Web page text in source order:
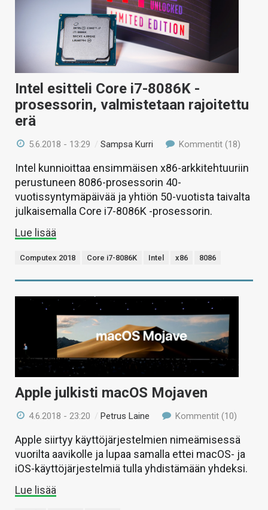
Intel esitteli Core i7-8086K -
prosessorin, valmistetaan rajoitettu
erä
5.6.2018 - 13:29 /Sampsa Kurri Kommentit (18)
Intel kunnioittaa ensimmäisen x86-arkkitehtuuriin
perustuneen 8086-prosessorin 40-
vuotissyntymäpäivää ja yhtiön 50-vuotista taivalta
julkaisemalla Core i7-8086K -prosessorin.
Lue lisää
Computex 2018 Core i7-8086K Intel x86 8086
Apple julkisti macOS Mojaven
4.6.2018 - 23:20 /Petrus Laine Kommentit (10)
Apple siirtyy käyttöjärjestelmien nimeämisessä
vuorilta aavikolle ja lupaa samalla ettei macOS- ja
iOS-käyttöjärjestelmiä tulla yhdistämään yhdeksi.
Lue lisää